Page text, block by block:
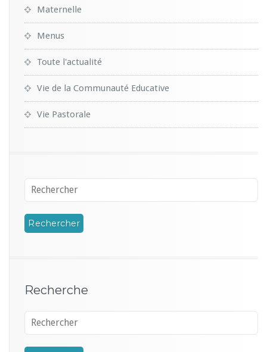
Maternelle
Menus
Toute l'actualité
Vie de la Communauté Educative
Vie Pastorale
Recherche